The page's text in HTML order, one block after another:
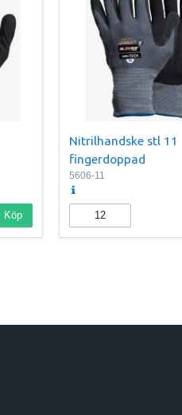
Köp
Nitrilhandske stl 11
fingerdoppad
5606-11